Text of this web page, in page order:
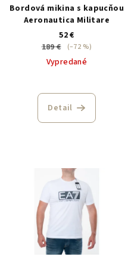
Bordová mikina s kapucňou
Aeronautica Militare
52 €
189 €
(–72 %)
Vypredané
Detail